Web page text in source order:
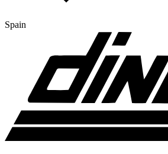
Spain